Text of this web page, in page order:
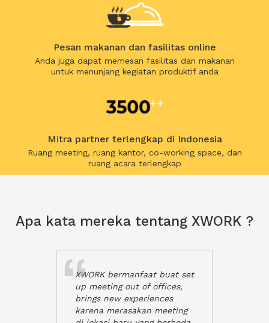
Pesan makanan dan fasilitas online
Anda juga dapat memesan fasilitas dan makanan
untuk menunjang kegiatan produktif anda
Mitra partner terlengkap di Indonesia
Ruang meeting, ruang kantor, co-working space, dan
ruang acara terlengkap
Apa kata mereka tentang XWORK ?
XWORK bermanfaat buat set
up meeting out of offices,
brings new experiences
karena merasakan meeting